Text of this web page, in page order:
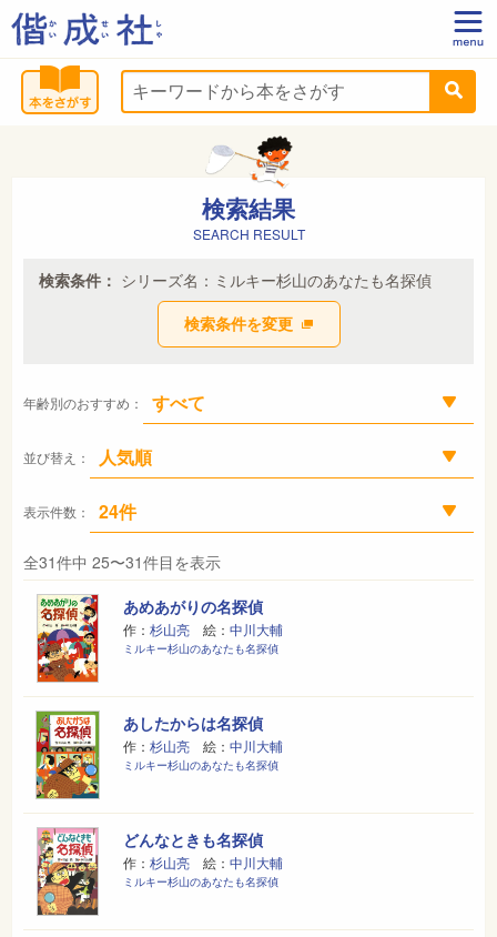
検索結果
SEARCH RESULT
検索条件： シリーズ名：ミルキー杉山のあなたも名探偵
検索条件を変更
年齢別のおすすめ：
並び替え：
表示件数：
全31件中 25〜31件目を表示
あめあがりの名探偵
作： 杉山亮 絵： 中川大輔
ミルキー杉山のあなたも名探偵
あしたからは名探偵
作： 杉山亮 絵： 中川大輔
ミルキー杉山のあなたも名探偵
どんなときも名探偵
作： 杉山亮 絵： 中川大輔
ミルキー杉山のあなたも名探偵